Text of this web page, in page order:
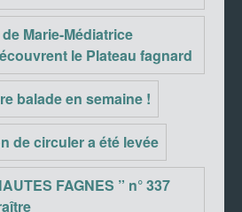
Marie-Médiatrice
le Plateau fagnard
balade en semaine !
de circuler a été levée
FAGNES ” n° 337